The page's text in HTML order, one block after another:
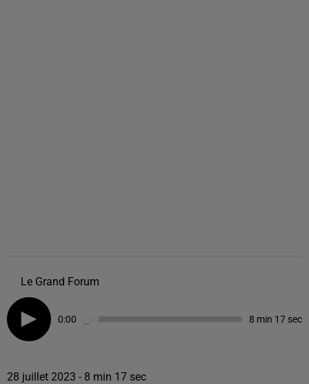
Le Grand Forum
0:00 8 min 17 sec
28 juillet 2023 - 8 min 17 sec